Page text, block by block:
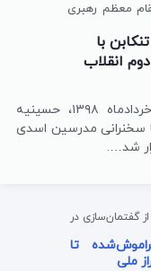
معظم رهبری
با
انقلاب
در سالروز فرمان مقام معظم رهبری در خردادماه ۱۳۹۸، حسینیه
سخنرانی مدرسین اسدی
شد….
گفتمان‌سازی در
تا
ملی